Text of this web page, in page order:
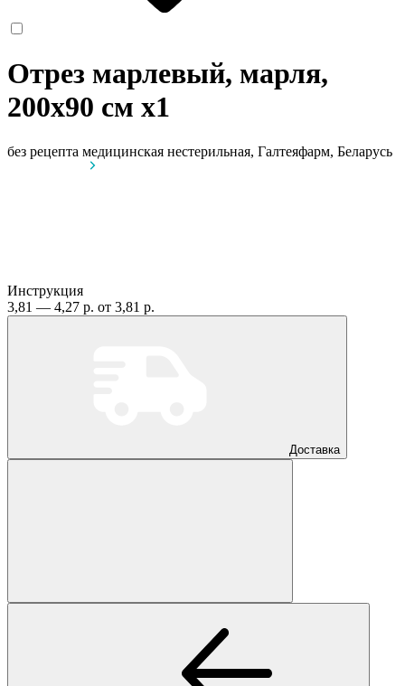
Отрез марлевый, марля,
200х90 см x1
без рецепта медицинская нестерильная, Галтеяфарм, Беларусь
Инструкция
3,81 — 4,27 р. от 3,81 р.
Доставка